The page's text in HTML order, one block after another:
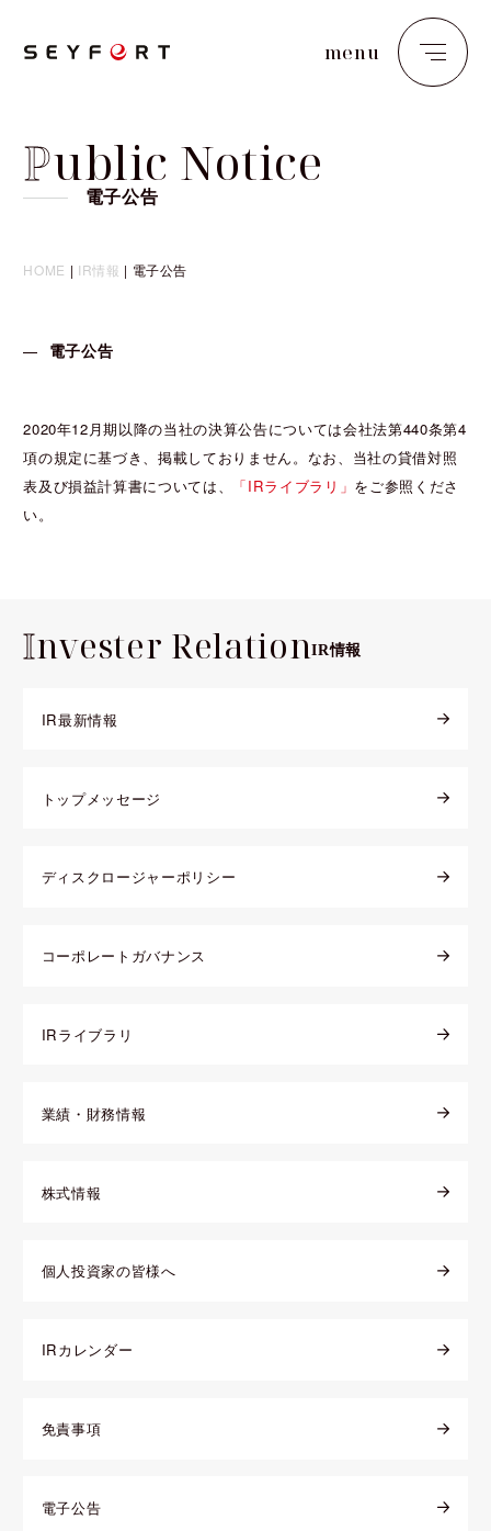
menu
Public Notice
電子公告
HOME | IR情報 | 電子公告
電子公告
2020年12月期以降の当社の決算公告については会社法第440条第4
項の規定に基づき、掲載しておりません。なお、当社の貸借対照
表及び損益計算書については、
「IRライブラリ」 をご参照くださ
い。
Invester RelationIR情報
IR最新情報
トップメッセージ
ディスクロージャーポリシー
コーポレートガバナンス
IRライブラリ
業績・財務情報
株式情報
個人投資家の皆様へ
IRカレンダー
免責事項
電子公告